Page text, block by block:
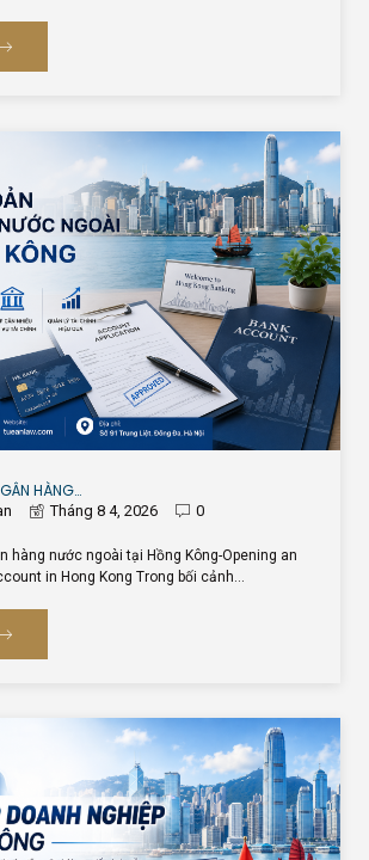
HÀNG…
Tháng 8 4, 2026 0
hàng nước ngoài tại Hồng Kông-Opening an
in Hong Kong Trong bối cảnh…